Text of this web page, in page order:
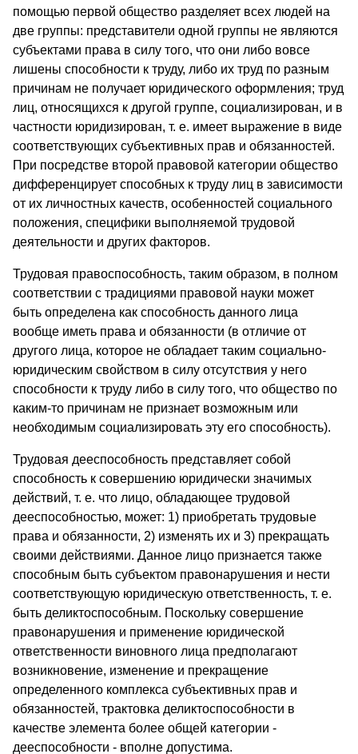
помощью первой общество разделяет всех людей на
две группы: представители одной группы не являются
субъектами права в силу того, что они либо вовсе
лишены способности к труду, либо их труд по разным
причинам не получает юридического оформления; труд
лиц, относящихся к другой группе, социализирован, и в
частности юридизирован, т. е. имеет выражение в виде
соответствующих субъективных прав и обязанностей.
При посредстве второй правовой категории общество
дифференцирует способных к труду лиц в зависимости
от их личностных качеств, особенностей социального
положения, специфики выполняемой трудовой
деятельности и других факторов.
Трудовая правоспособность, таким образом, в полном
соответствии с традициями правовой науки может
быть определена как способность данного лица
вообще иметь права и обязанности (в отличие от
другого лица, которое не обладает таким социально-
юридическим свойством в силу отсутствия у него
способности к труду либо в силу того, что общество по
каким-то причинам не признает возможным или
необходимым социализировать эту его способность).
Трудовая дееспособность представляет собой
способность к совершению юридически значимых
действий, т. е. что лицо, обладающее трудовой
дееспособностью, может: 1) приобретать трудовые
права и обязанности, 2) изменять их и 3) прекращать
своими действиями. Данное лицо признается также
способным быть субъектом правонарушения и нести
соответствующую юридическую ответственность, т. е.
быть деликтоспособным. Поскольку совершение
правонарушения и применение юридической
ответственности виновного лица предполагают
возникновение, изменение и прекращение
определенного комплекса субъективных прав и
обязанностей, трактовка деликтоспособности в
качестве элемента более общей категории -
дееспособности - вполне допустима.